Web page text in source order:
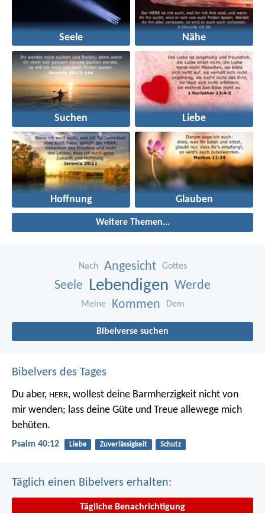
Seele Nähe
Suchen Liebe
Hoffnung Glauben
Weitere Themen...
Nach Angesicht Gottes
Seele Lebendigen Werde
Meine Kommen Dem
Bibelverse suchen
Bibelvers des Tages
Du aber, HERR, wollest deine Barmherzigkeit nicht von
mir wenden; lass deine Güte und Treue allewege mich
behüten.
Psalm 40:12 Liebe Zuverlässigkeit Schutz
Täglich einen Bibelvers erhalten:
Tägliche Benachrichtigung